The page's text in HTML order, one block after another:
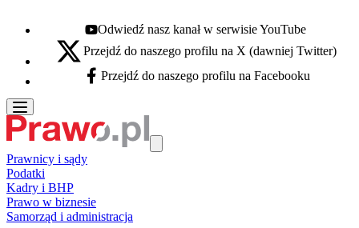
Youtube - otwiera się w nowej karcie
Odwiedź nasz kanał w serwisie YouTube
X - otwiera się w nowej karcie
Przejdź do naszego profilu na X (dawniej Twitter)
Facebook - otwiera się w nowej karcie
Przejdź do naszego profilu na Facebooku
Prawnicy i sądy
Podatki
Kadry i BHP
Prawo w biznesie
Samorząd i administracja